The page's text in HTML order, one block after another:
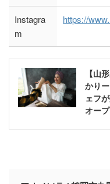
Instagra
m
https://
【山
かり
ェフ
オー